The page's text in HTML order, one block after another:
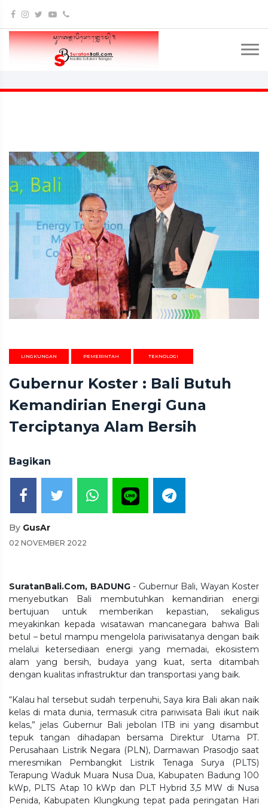
LINGKUNGAN PEMERINTAH TEKNOLOGI
Gubernur Koster : Bali Butuh
Kemandirian Energi Guna
Terciptanya Alam Bersih
Bagikan
By GusAr
02 NOVEMBER 2022
SuratanBali.Com, BADUNG- Gubernur Bali, Wayan Koster
menyebutkan Bali membutuhkan kemandirian energi
bertujuan untuk memberikan kepastian, sekaligus
meyakinkan kepada wisatawan mancanegara bahwa Bali
betul – betul mampu mengelola pariwisatanya dengan baik
melalui ketersediaan energi yang memadai, ekosistem
alam yang bersih, budaya yang kuat, serta ditambah
dengan kualitas infrastruktur dan transportasi yang baik.
“Kalau hal tersebut sudah terpenuhi, Saya kira Bali akan naik
kelas di mata dunia, termasuk citra pariwisata Bali ikut naik
kelas,” jelas Gubernur Bali jebolan ITB ini yang disambut
tepuk tangan dihadapan bersama Direktur Utama PT.
Perusahaan Listrik Negara (PLN), Darmawan Prasodjo saat
meresmikan Pembangkit Listrik Tenaga Surya (PLTS)
Terapung Waduk Muara Nusa Dua, Kabupaten Badung 100
kWp, PLTS Atap 10 kWp dan PLT Hybrid 3,5 MW di Nusa
Penida, Kabupaten Klungkung tepat pada peringatan Hari